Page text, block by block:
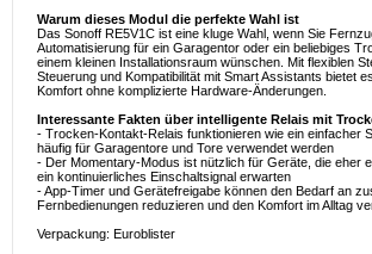
Warum dieses Modul die perfekte Wahl ist
Das Sonoff RE5V1C ist eine kluge Wahl, wenn Sie
Automatisierung für ein Garagentor oder ein beliebiges
einem kleinen Installationsraum wünschen. Mit flexiblen
Steuerung und Kompatibilität mit Smart Assistants bietet
Komfort ohne komplizierte Hardware-Änderungen.
Interessante Fakten über intelligente Relais mit
- Trocken-Kontakt-Relais funktionieren wie ein einfacher
häufig für Garagentore und Tore verwendet werden
- Der Momentary-Modus ist nützlich für Geräte, die eher
ein kontinuierliches Einschaltsignal erwarten
- App-Timer und Gerätefreigabe können den Bedarf an
Fernbedienungen reduzieren und den Komfort im Alltag
Verpackung: Euroblister